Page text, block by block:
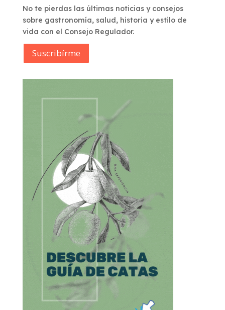
No te pierdas las últimas noticias y consejos
sobre gastronomía, salud, historia y estilo de
vida con el Consejo Regulador.
Suscribírme